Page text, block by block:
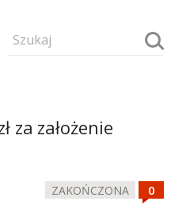
za założenie
ZAKOŃCZONA